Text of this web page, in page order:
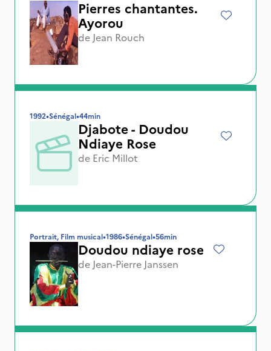
Pierres chantantes.
Ayorou
de Jean Rouch
1992•Sénégal•44min
Djabote - Doudou
Ndiaye Rose
de Eric Millot
Portrait, Film musical•1986•Sénégal•56min
Doudou ndiaye rose
de Jean-Pierre Janssen